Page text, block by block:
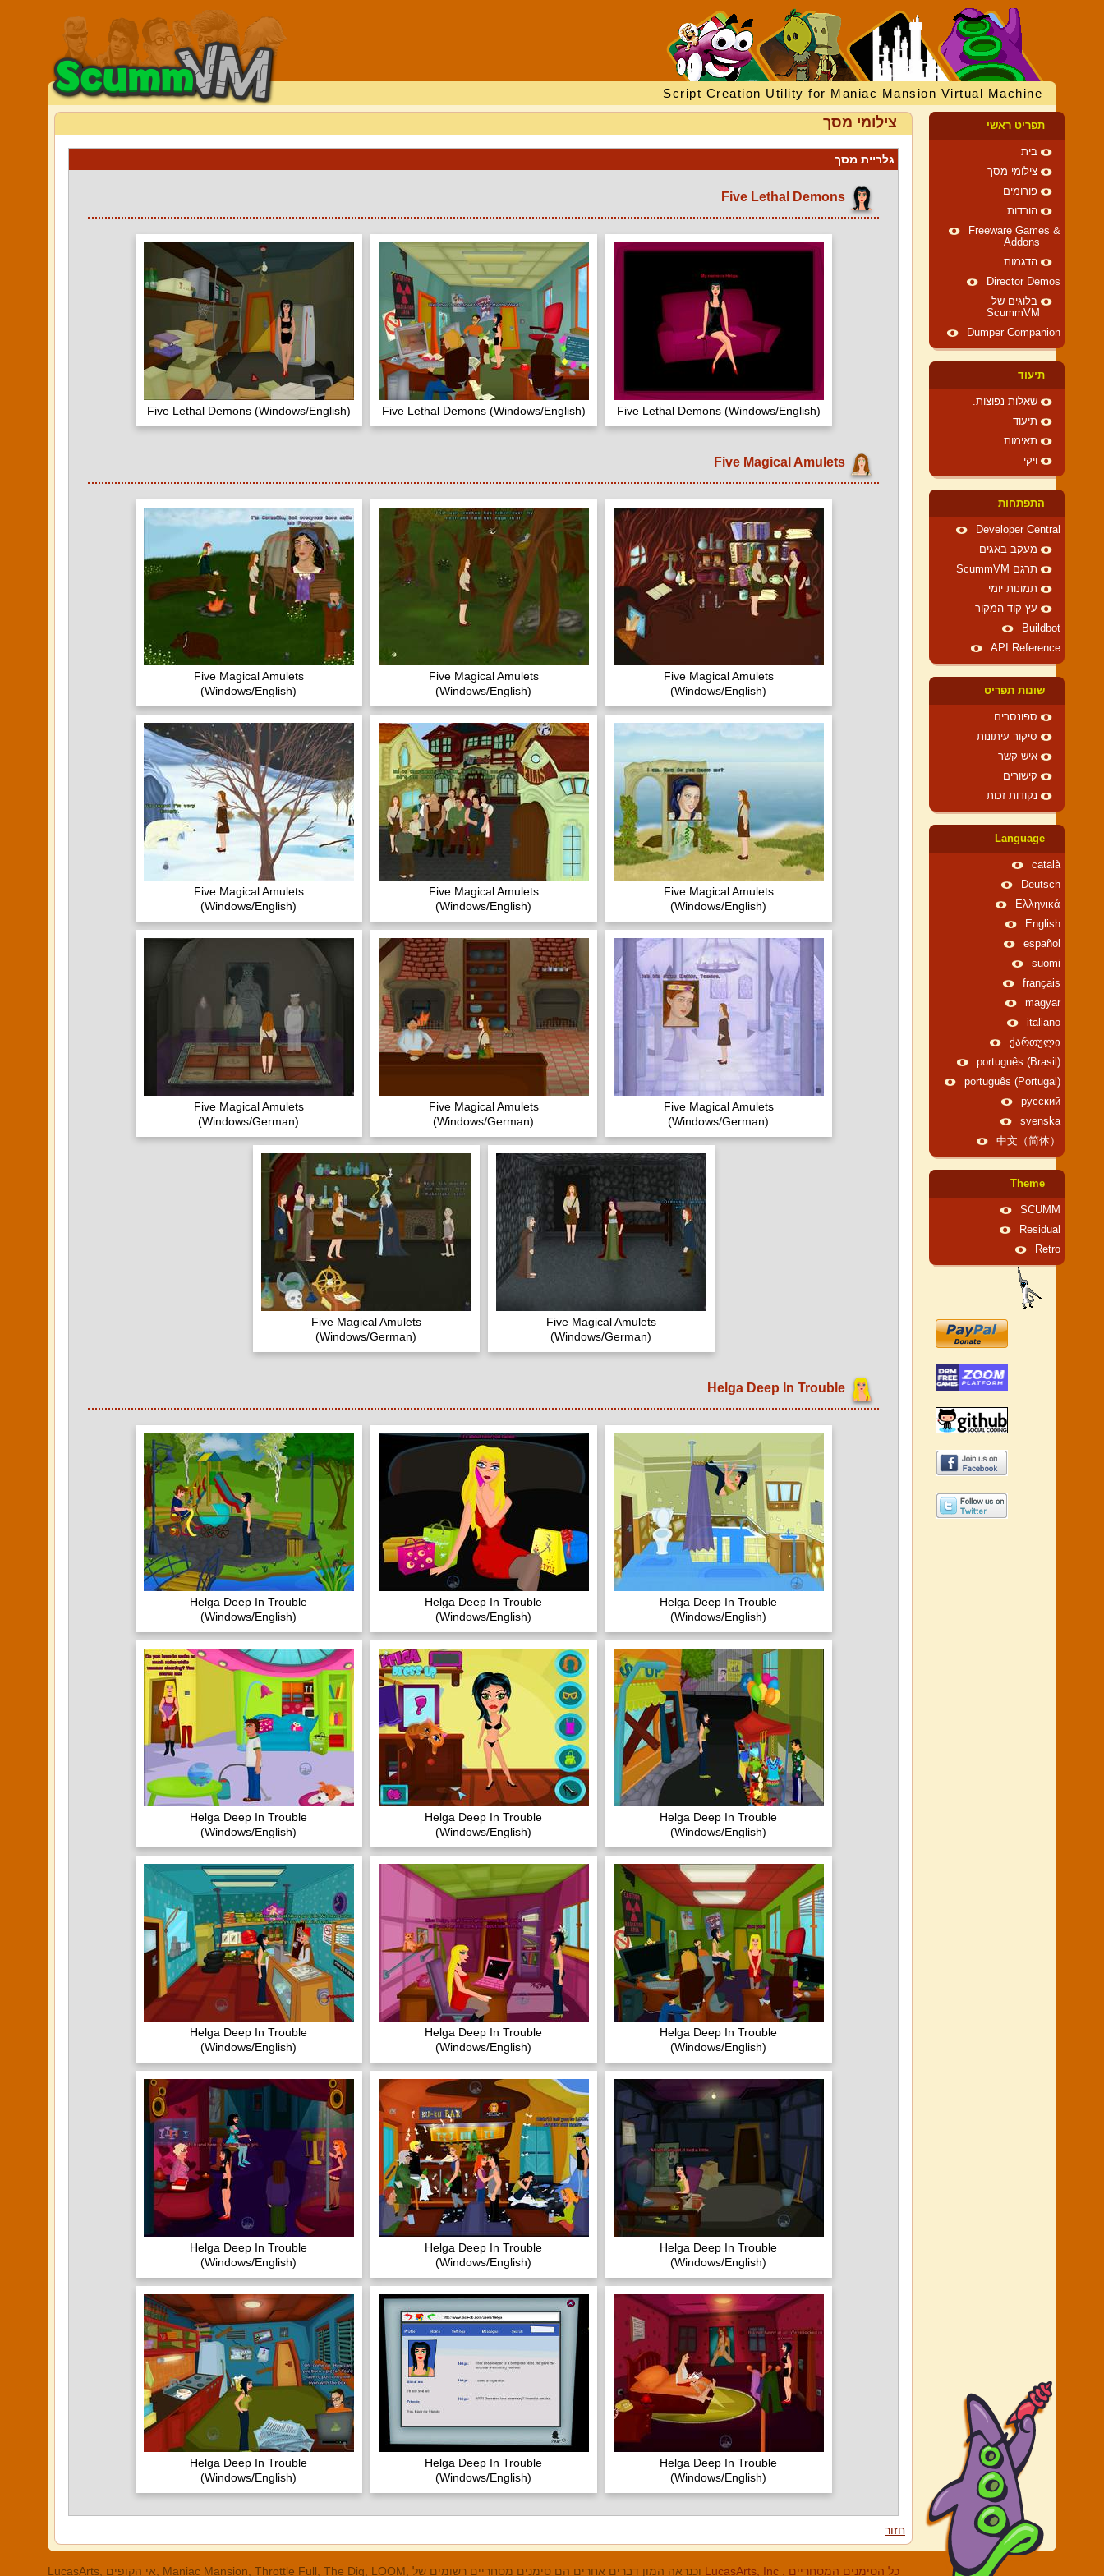
Script Creation Utility for Maniac Mansion Virtual Machine
צילומי מסך
גלריית מסך
Five Lethal Demons (Windows/English)
Five Lethal Demons (Windows/English)
Five Lethal Demons (Windows/English)
Five Magical Amulets
(Windows/English)
Five Magical Amulets
(Windows/English)
Five Magical Amulets
(Windows/English)
Five Magical Amulets
(Windows/English)
Five Magical Amulets
(Windows/English)
Five Magical Amulets
(Windows/English)
Five Magical Amulets
(Windows/German)
Five Magical Amulets
(Windows/German)
Five Magical Amulets
(Windows/German)
Five Magical Amulets
(Windows/German)
Five Magical Amulets
(Windows/German)
Helga Deep In Trouble
(Windows/English)
Helga Deep In Trouble
(Windows/English)
Helga Deep In Trouble
(Windows/English)
Helga Deep In Trouble
(Windows/English)
Helga Deep In Trouble
(Windows/English)
Helga Deep In Trouble
(Windows/English)
Helga Deep In Trouble
(Windows/English)
Helga Deep In Trouble
(Windows/English)
Helga Deep In Trouble
(Windows/English)
Helga Deep In Trouble
(Windows/English)
Helga Deep In Trouble
(Windows/English)
Helga Deep In Trouble
(Windows/English)
Helga Deep In Trouble
(Windows/English)
Helga Deep In Trouble
(Windows/English)
Helga Deep In Trouble
(Windows/English)
חזור
תפריט ראשי
בית
צילומי מסך
פורומים
הורדות
Freeware Games &
Addons
הדגמות
Director Demos
בלוגים של
ScummVM
Dumper Companion
תיעוד
שאלות נפוצות.
תיעוד
תאימות
ויקי
התפתחות
Developer Central
מעקב באגים
תרגם ScummVM
תמונות יומי
עץ קוד המקור
Buildbot
API Reference
שונות תפריט
ספונסרים
סיקור עיתונות
איש קשר
קישורים
נקודות זכות
Language
català
Deutsch
Ελληνικά
English
español
suomi
français
magyar
italiano
ქართული
português (Brasil)
português (Portugal)
русский
svenska
中文（简体）
Theme
SCUMM
Residual
Retro
LucasArts, Inc . כל הסימנים המסחריים